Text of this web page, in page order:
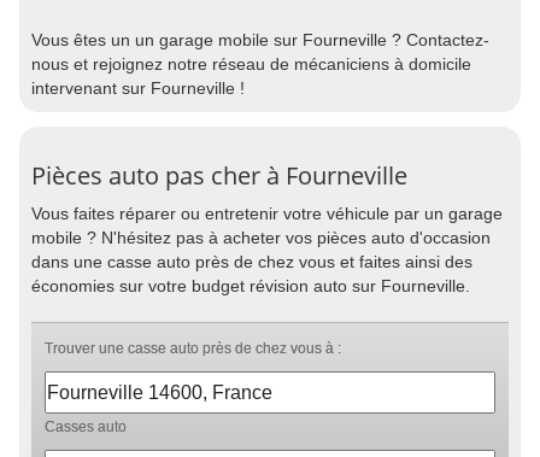
Vous êtes un un garage mobile sur Fourneville ? Contactez-
nous et rejoignez notre réseau de mécaniciens à domicile
intervenant sur Fourneville !
Pièces auto pas cher à Fourneville
Vous faites réparer ou entretenir votre véhicule par un garage
mobile ? N'hésitez pas à acheter vos pièces auto d'occasion
dans une casse auto près de chez vous et faites ainsi des
économies sur votre budget révision auto sur Fourneville.